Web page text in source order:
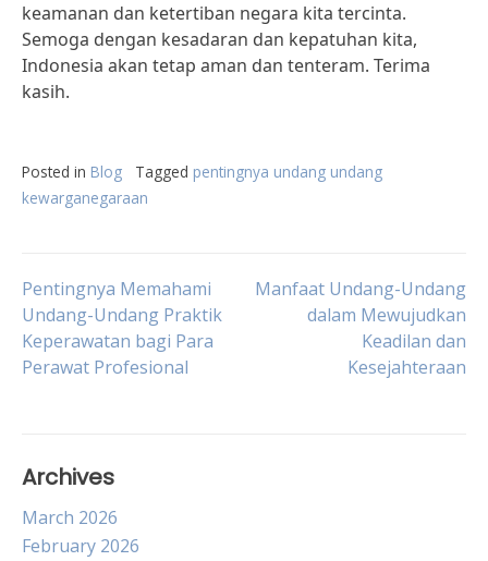
keamanan dan ketertiban negara kita tercinta.
Semoga dengan kesadaran dan kepatuhan kita,
Indonesia akan tetap aman dan tenteram. Terima
kasih.
Posted in Blog Tagged pentingnya undang undang
kewarganegaraan
Post
navigation
Pentingnya Memahami
Undang-Undang Praktik
Keperawatan bagi Para
Perawat Profesional
Manfaat Undang-Undang
dalam Mewujudkan
Keadilan dan
Kesejahteraan
Archives
March 2026
February 2026